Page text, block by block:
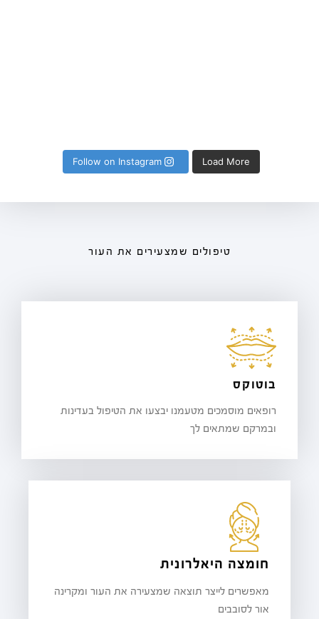
Load More
Follow on Instagram
טיפולים שמצעירים את העור
בוטוקס
רופאים מוסמכים מטעמנו יבצעו את הטיפול בעדינות
ובמרקם שמתאים לך
חומצה היאלרונית
מאפשרים לייצר תוצאה שמצעירה את העור ומקרינה
אור לסובבים